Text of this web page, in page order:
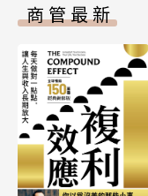
商管最新